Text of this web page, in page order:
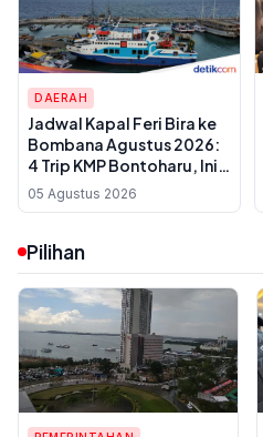
DAERAH
Jadwal Kapal Feri Bira ke
Bombana Agustus 2026:
4 Trip KMP Bontoharu, Ini
Rincian Harga Tiket
Dewasa hingga Golongan
05 Agustus 2026
Pilihan